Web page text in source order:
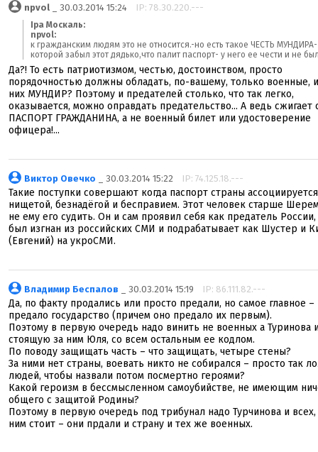
npvol _ 30.03.2014 15:24 IP: 78.30.220.---
Іра Москаль:
npvol:
к гражданским людям это не относится.-но есть такое ЧЕСТЬ
которой забыл этот дядько,что палит паспорт- у него ее чести и не
Да?! То есть патриотизмом, честью, достоинством, просто
порядочностью должны обладать, по-вашему, только военные,
них МУНДИР? Поэтому и предателей столько, что так легко,
оказывается, можно оправдать предательство... А ведь сжигает
ПАСПОРТ ГРАЖДАНИНА, а не военный билет или удостоверение
офицера!...
Виктор Овечко _ 30.03.2014 15:22 IP: 74.125.18.---
Такие поступки совершают когда паспорт страны
нищетой, безнадёгой и бесправием. Этот человек старше
не ему его судить. Он и сам проявил себя как предатель России,
был изгнан из российских СМИ и подрабатывает как Шустер и
(Евгений) на укроСМИ.
Владимир Беспалов _ 30.03.2014 15:19 IP: 86.111.82.---
Да, по факту продались или просто предали, но самое главное –
предало государство (причем оно предало их первым).
Поэтому в первую очередь надо винить не военных а Туринова
стоящую за ним Юля, со всем остальным ее кодлом.
По поводу защищать часть – что защищать, четыре стены?
За ними нет страны, воевать никто не собирался – просто так
людей, чтобы назвали потом посмертно героями?
Какой героизм в бессмысленном самоубийстве, не имеющим
общего с защитой Родины?
Поэтому в первую очередь под трибунал надо Турчинова и всех,
ним стоит – они прдали и страну и тех же военных.